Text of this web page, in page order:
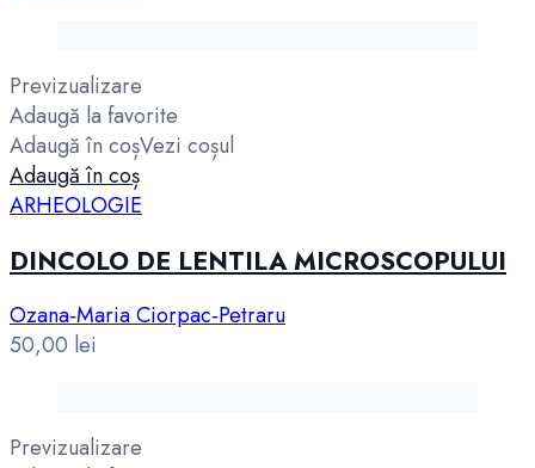
Previzualizare
Adaugă la favorite
Adaugă în coșVezi coșul
Adaugă în coș
ARHEOLOGIE
DINCOLO DE LENTILA MICROSCOPULUI
Ozana‑Maria Ciorpac‑Petraru
50,00 lei
Previzualizare